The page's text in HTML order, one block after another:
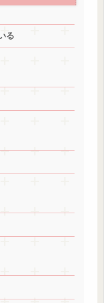
る